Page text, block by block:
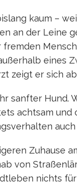
kaum –
an der Leine
eines
zeigt er sich
sanfter Hund.
achtsam und
Zuhause
von
nichts für